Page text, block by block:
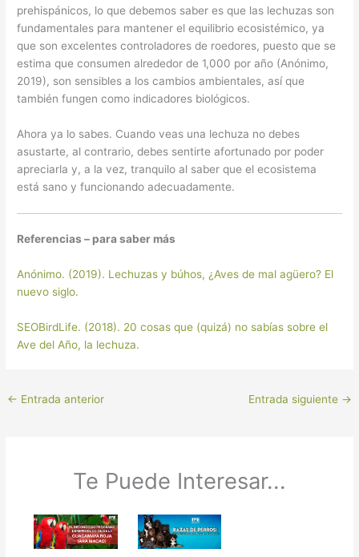
prehispánicos, lo que debemos saber es que las lechuzas son
fundamentales para mantener el equilibrio ecosistémico, ya
que son excelentes controladores de roedores, puesto que se
estima que consumen alrededor de 1,000 por año (Anónimo,
2019), son sensibles a los cambios ambientales, así que
también fungen como indicadores biológicos.
Ahora ya lo sabes. Cuando veas una lechuza no debes
asustarte, al contrario, debes sentirte afortunado por poder
apreciarla y, a la vez, tranquilo al saber que el ecosistema
está sano y funcionando adecuadamente.
Referencias – para saber más
Anónimo. (2019). Lechuzas y búhos, ¿Aves de mal agüero? El
nuevo siglo.
SEOBirdLife. (2018). 20 cosas que (quizá) no sabías sobre el
Ave del Año, la lechuza.
← Entrada anterior Entrada siguiente →
Te Puede Interesar...